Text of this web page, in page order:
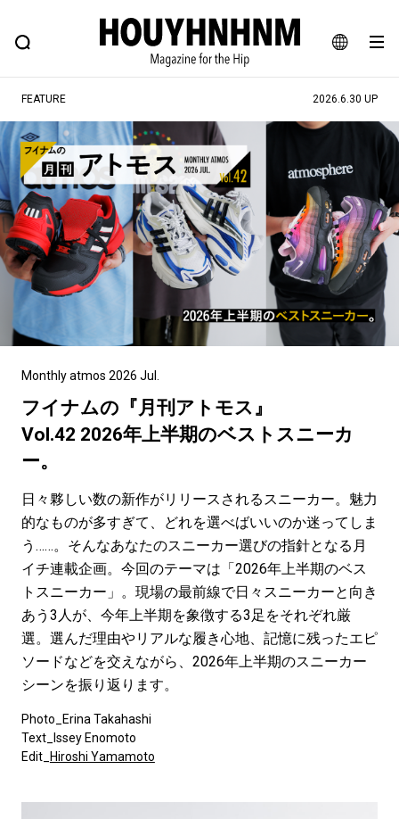
JA
EN
FEATURE BLOG SNAP
ヒップなファッション、カルチャー、ライフスタイルWEBマガジン
#注目のタグ
#SHOPPING ADDICT #憧れの逸品
#MONTHLY JOURNAL #ESSENTIAL DESIGNS
#NEW VINTAGE #古着サミット
#マイナーグッド図鑑 #フイナムのYouTube
#FOCUS IT #AH.H
#ととけん #FASHION #MOVIE
#LIFESTYLE #SNEAKER
#SPORTS #HANDSOME HANDBOOK
FEATURE 2026.6.30 UP
Monthly atmos 2026 Jul.
フイナムの『月刊アトモス』
Vol.42 2026年上半期のベストスニーカ
ー。
日々夥しい数の新作がリリースされるスニーカー。魅力
的なものが多すぎて、どれを選べばいいのか迷ってしま
う……。そんなあなたのスニーカー選びの指針となる月
イチ連載企画。今回のテーマは「2026年上半期のベス
トスニーカー」。現場の最前線で日々スニーカーと向き
あう3人が、今年上半期を象徴する3足をそれぞれ厳
選。選んだ理由やリアルな履き心地、記憶に残ったエピ
ソードなどを交えながら、2026年上半期のスニーカー
シーンを振り返ります。
Photo_Erina Takahashi
Text_Issey Enomoto
Edit_ Hiroshi Yamamoto